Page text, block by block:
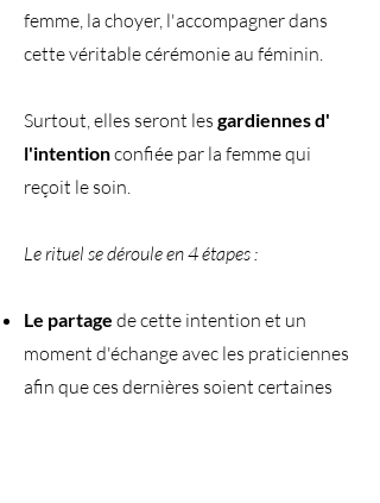
femme, la choyer, l'accompagner dans
cette véritable cérémonie au féminin.
Surtout, elles seront les gardiennes d'
l'intentionconfiée par la femme qui
reçoit le soin.
Le rituel se déroule en 4 étapes :
Le partage de cette intention et un
moment d'échange avec les praticiennes
afin que ces dernières soient certaines